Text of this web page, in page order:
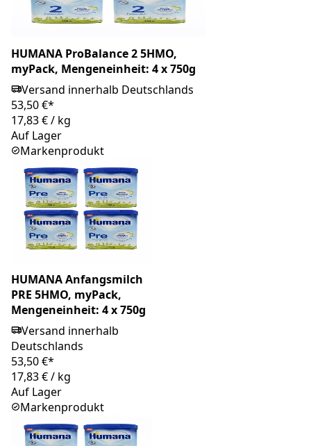
HUMANA ProBalance 2 5HMO,
myPack, Mengeneinheit: 4 x 750g
Versand innerhalb Deutschlands
53,50 €*
17,83 €/ kg
Auf Lager
Markenprodukt
HUMANA Anfangsmilch
PRE 5HMO, myPack,
Mengeneinheit: 4 x 750g
Versand innerhalb
Deutschlands
53,50 €*
17,83 €/ kg
Auf Lager
Markenprodukt